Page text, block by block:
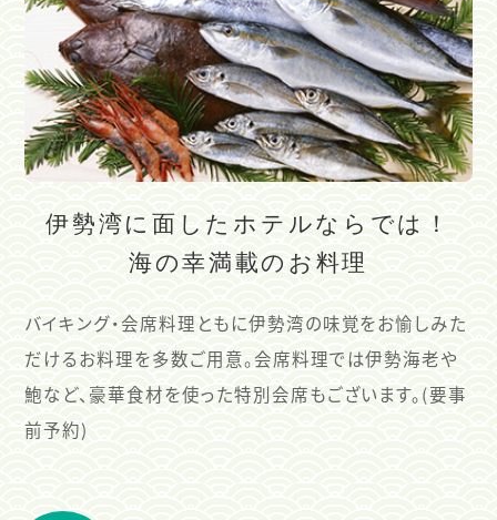
伊勢湾に面したホテルならでは！
海の幸満載のお料理
バイキング・会席料理ともに伊勢湾の味覚をお愉しみた
だけるお料理を多数ご用意。会席料理では伊勢海老や
鮑など、豪華食材を使った特別会席もございます。(要事
前予約)